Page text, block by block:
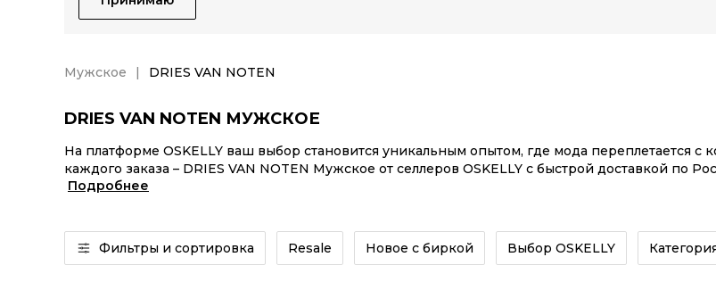
Мужское DRIES VAN NOTEN
DRIES VAN NOTEN МУЖСКОЕ
На платформе OSKELLY ваш выбор становится уникальным опытом, где мода
каждого заказа – DRIES VAN NOTEN Мужское от селлеров OSKELLY с быстрой доставкой
DRIES VAN NOTEN Мужское из новых коллекций – заказывайте на сайте или в приложении
Подробнее
Фильтры и сортировка Resale Новое с биркой Выбор OSKELLY